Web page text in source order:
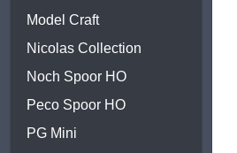
Model Craft
Nicolas Collection
Noch Spoor HO
Peco Spoor HO
PG Mini